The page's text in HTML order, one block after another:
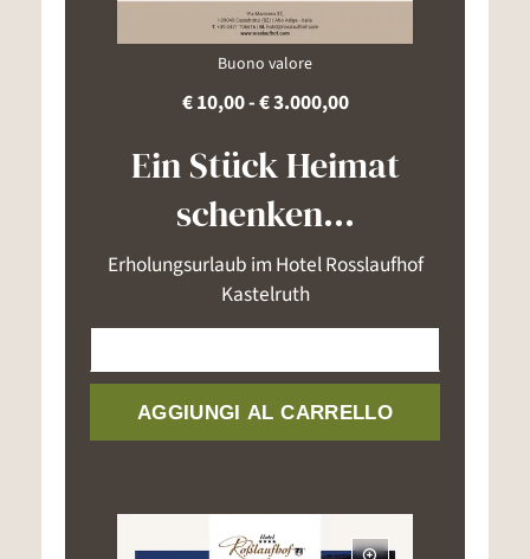
Buono valore
€ 10,00 - € 3.000,00
Ein Stück Heimat
schenken...
Erholungsurlaub im Hotel Rosslaufhof
Kastelruth